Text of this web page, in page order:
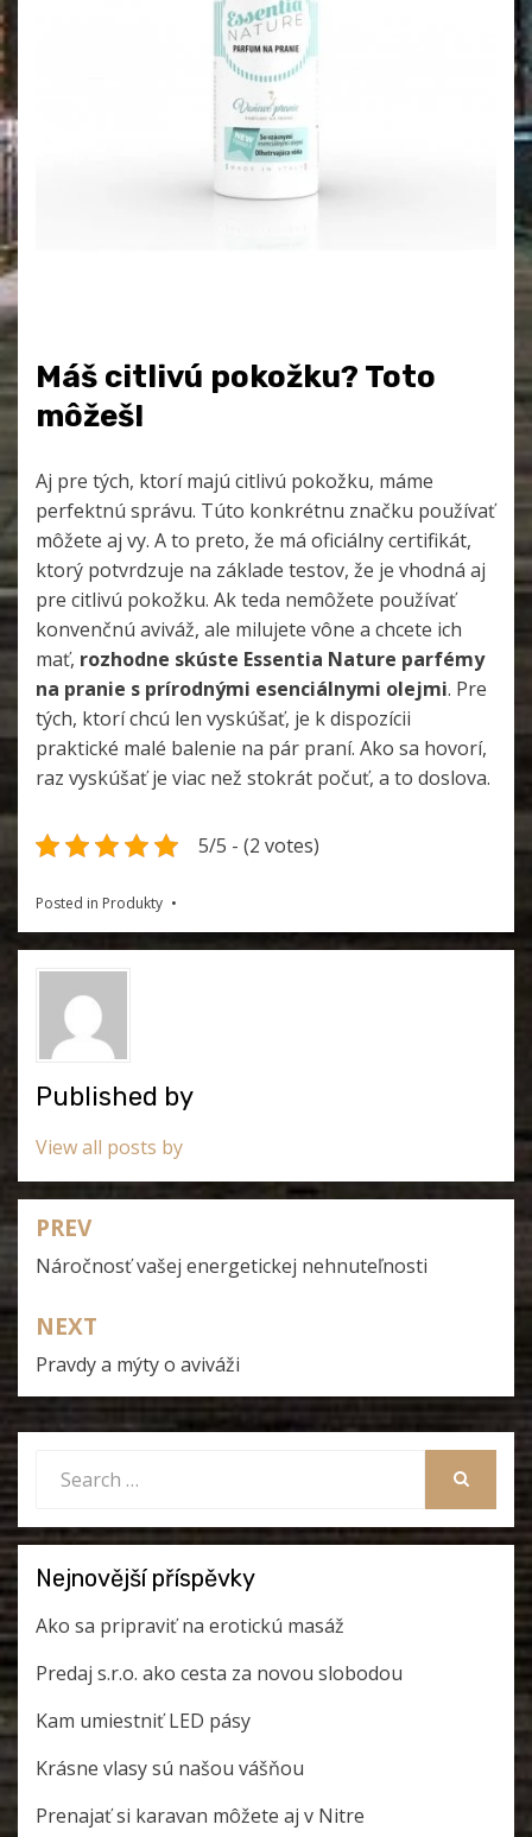
Máš citlivú pokožku? Toto
môžeš!
Aj pre tých, ktorí majú citlivú pokožku, máme
perfektnú správu. Túto konkrétnu značku používať
môžete aj vy. A to preto, že má oficiálny certifikát,
ktorý potvrdzuje na základe testov, že je vhodná aj
pre citlivú pokožku. Ak teda nemôžete používať
konvenčnú aviváž, ale milujete vône a chcete ich
mať, rozhodne skúste Essentia Nature parfémy
na pranie s prírodnými esenciálnymi olejmi. Pre
tých, ktorí chcú len vyskúšať, je k dispozícii
praktické malé balenie na pár praní. Ako sa hovorí,
raz vyskúšať je viac než stokrát počuť, a to doslova.
5/5 - (2 votes)
Posted in Produkty
Published by
View all posts by
Navigace
pro
příspěvek
PREV
Náročnosť vašej energetickej nehnuteľnosti
NEXT
Pravdy a mýty o aviváži
for:
Nejnovější příspěvky
Ako sa pripraviť na erotickú masáž
Predaj s.r.o. ako cesta za novou slobodou
Kam umiestniť LED pásy
Krásne vlasy sú našou vášňou
Prenajať si karavan môžete aj v Nitre